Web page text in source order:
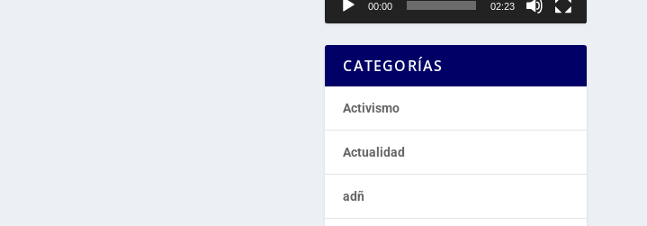
00:00 02:23
CATEGORÍAS
Activismo
Actualidad
adñ